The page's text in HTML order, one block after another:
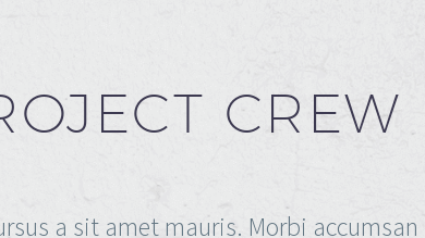
CREW
a sit amet mauris. Morbi